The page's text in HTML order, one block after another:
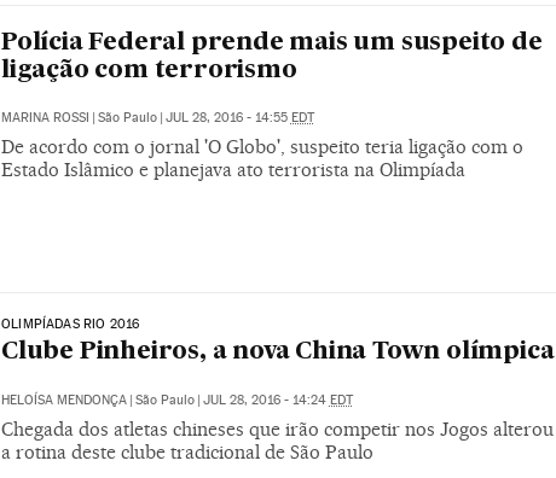
Polícia Federal prende mais um suspeito de
ligação com terrorismo
MARINA ROSSI São Paulo JUL 28, 2016 - 14:55 EDT
De acordo com o jornal 'O Globo', suspeito teria ligação com o
Estado Islâmico e planejava ato terrorista na Olimpíada
OLIMPÍADAS RIO 2016
Clube Pinheiros, a nova China Town olímpica
HELOÍSA MENDONÇA São Paulo JUL 28, 2016 - 14:24 EDT
Chegada dos atletas chineses que irão competir nos Jogos alterou
a rotina deste clube tradicional de São Paulo